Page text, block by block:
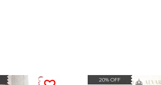
20% OFF